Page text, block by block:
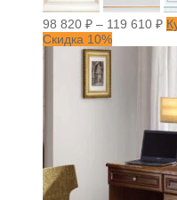
98 820 ₽ – 119 610 ₽
Скидка 10%